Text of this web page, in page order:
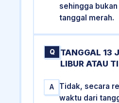
sehingga
tanggal merah.
Q
TANGGAL 13
LIBUR ATAU
A
Tidak, secara
waktu dari